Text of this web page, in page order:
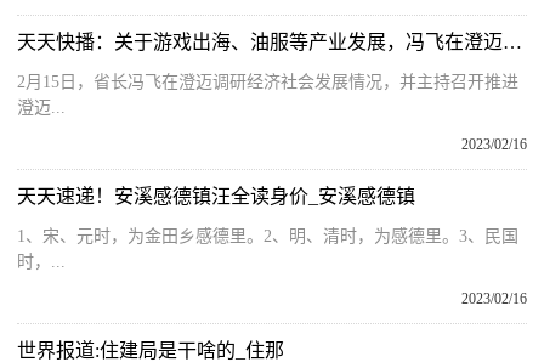
天天快播：关于游戏出海、油服等产业发展，冯飞在澄迈调研时提出这些要求
2月15日，省长冯飞在澄迈调研经济社会发展情况，并主持召开推进
澄迈...
2023/02/16
天天速递！安溪感德镇汪全读身价_安溪感德镇
1、宋、元时，为金田乡感德里。2、明、清时，为感德里。3、民国
时，...
2023/02/16
世界报道:住建局是干啥的_住那